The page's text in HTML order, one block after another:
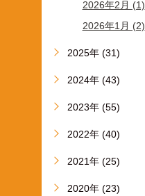
2026年2月 (1)
2026年1月 (2)
2025年 (31)
2024年 (43)
2023年 (55)
2022年 (40)
2021年 (25)
2020年 (23)